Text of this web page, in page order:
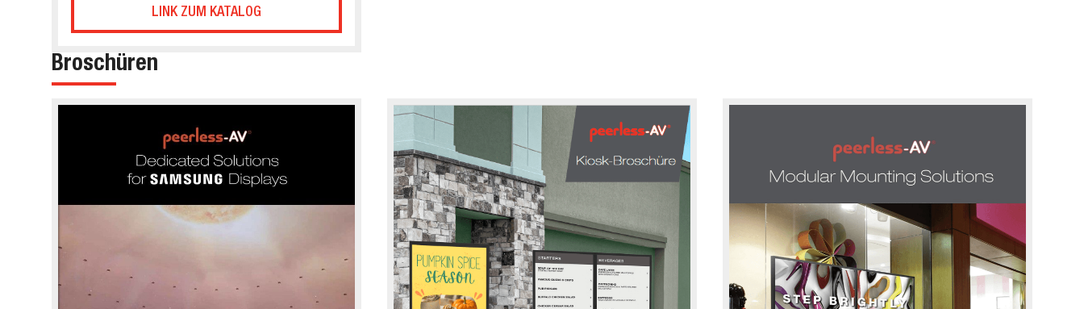
LINK ZUM KATALOG
Broschüren